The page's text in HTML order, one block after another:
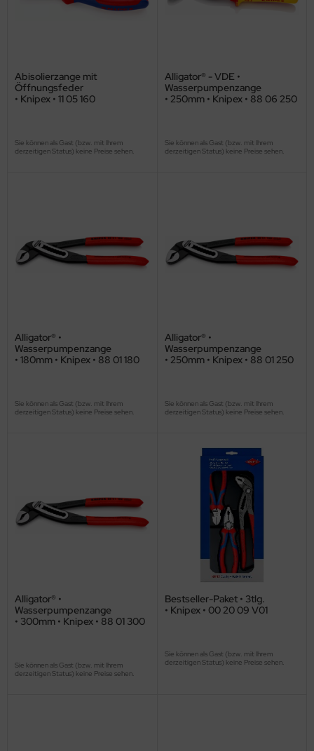
Abisolierzange mit
Öffnungsfeder
• Knipex • 11 05 160
Sie können als Gast (bzw. mit Ihrem
derzeitigen Status) keine Preise sehen.
Alligator® - VDE •
Wasserpumpenzange
• 250mm • Knipex • 88 06 250
Sie können als Gast (bzw. mit Ihrem
derzeitigen Status) keine Preise sehen.
Alligator® •
Wasserpumpenzange
• 180mm • Knipex • 88 01 180
Sie können als Gast (bzw. mit Ihrem
derzeitigen Status) keine Preise sehen.
Alligator® •
Wasserpumpenzange
• 250mm • Knipex • 88 01 250
Sie können als Gast (bzw. mit Ihrem
derzeitigen Status) keine Preise sehen.
Alligator® •
Wasserpumpenzange
• 300mm • Knipex • 88 01 300
Sie können als Gast (bzw. mit Ihrem
derzeitigen Status) keine Preise sehen.
Bestseller-Paket • 3tlg.
• Knipex • 00 20 09 V01
Sie können als Gast (bzw. mit Ihrem
derzeitigen Status) keine Preise sehen.